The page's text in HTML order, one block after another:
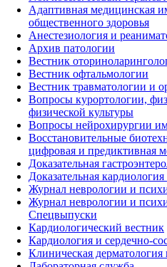
Адаптивная медицинская
общественного здоровья
Анестезиология и
Архив патологии
Вестник
Вестник офтальмологии
Вестник травматологии и
Вопросы курортологии,
физической культуры
Вопросы нейрохирургии
Восстановительные
цифровая и предиктивная
Доказательная
Доказательная
Журнал неврологии и
Журнал неврологии и
Спецвыпуски
Кардиологический вестник
Кардиология и сердечно-
Клиническая дерматология